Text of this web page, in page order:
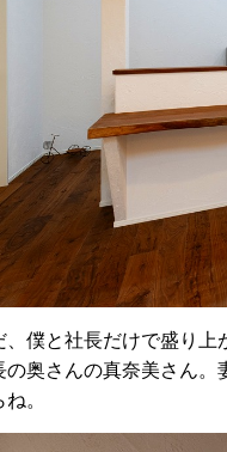
、僕と社長だけで盛り
の奥さんの真奈美さん。
。